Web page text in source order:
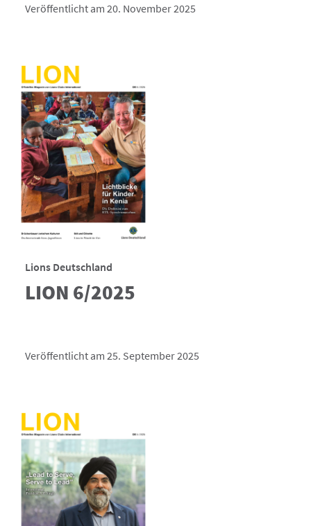
Veröffentlicht am 20. November 2025
Lions Deutschland
LION 6/2025
Veröffentlicht am 25. September 2025